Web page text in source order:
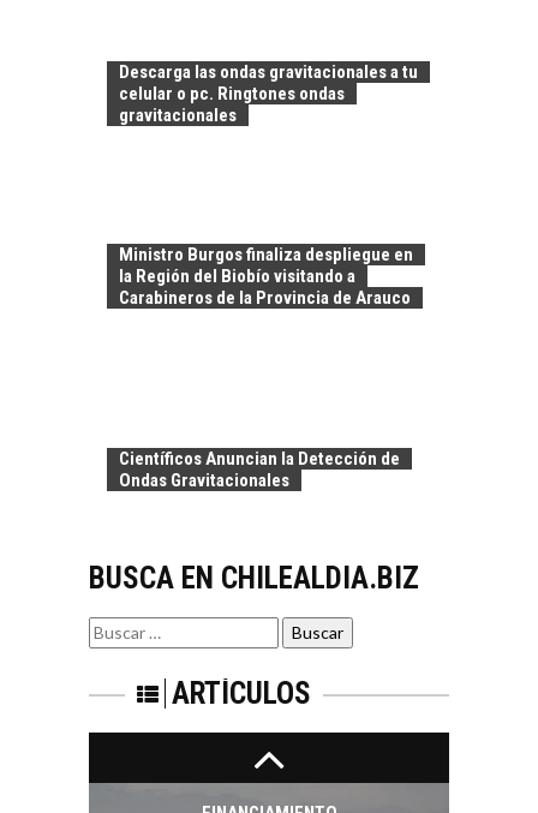
Descarga las ondas gravitacionales a tu
celular o pc. Ringtones ondas
gravitacionales
Ministro Burgos finaliza despliegue en
la Región del Biobío visitando a
Carabineros de la Provincia de Arauco
Científicos Anuncian la Detección de
Ondas Gravitacionales
BUSCA EN CHILEALDIA.BIZ
Buscar
por:
ARTÍCULOS
ATACAMA:
OPORTUNIDADES
Desarrollo Turístico…
MINERA CHILENA
FRENTE AL DESAFÍO
DE LA
SOSTENIBILIDAD
OPORTUNIDADES
PARA STARTUPS Y
Chile: motor de
startups…
EL IMPACTO DEL
TIPO DE CAMBIO EN
CHILENAS
El tipo de cambio
como factor